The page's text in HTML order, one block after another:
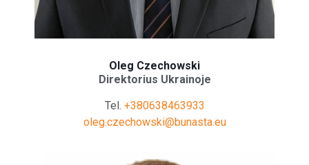
Oleg Czechowski
Direktorius Ukrainoje
Tel. +380638463933
oleg.czechowski@bunasta.eu